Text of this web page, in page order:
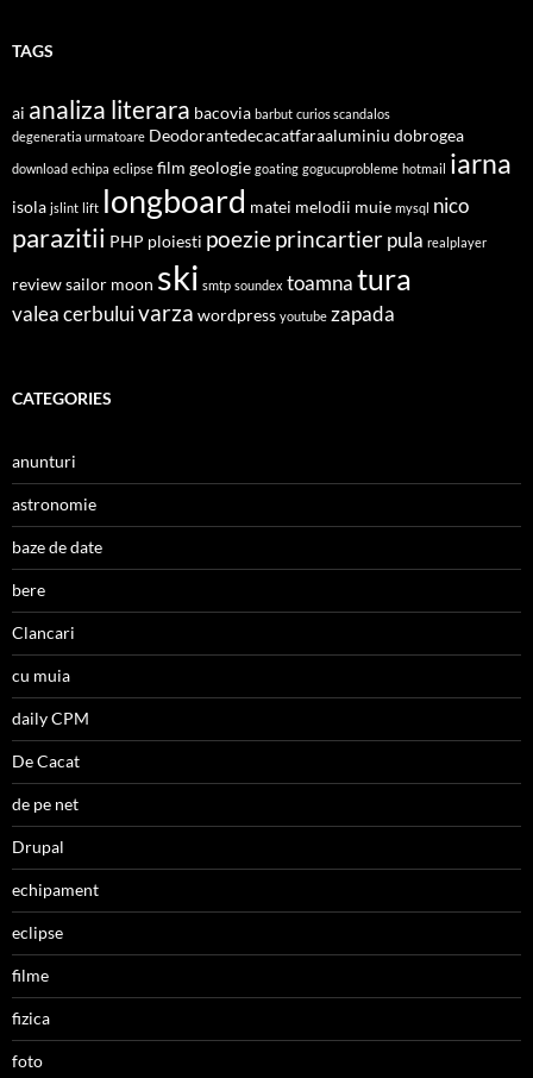
TAGS
ai analiza literara bacovia barbut curios scandalos
degeneratia urmatoare Deodorantedecacatfaraaluminiu dobrogea
download echipa eclipse film geologie goating gogucuprobleme hotmail iarna
isola jslint lift longboard matei melodii muie mysql nico
parazitii PHP ploiesti poezieprincartierpula realplayer
reviewsailor moon ski smtp soundex toamnatura
valea cerbuluivarza wordpress youtube zapada
CATEGORIES
anunturi
astronomie
baze de date
bere
Clancari
cu muia
daily CPM
De Cacat
de pe net
Drupal
echipament
eclipse
filme
fizica
foto